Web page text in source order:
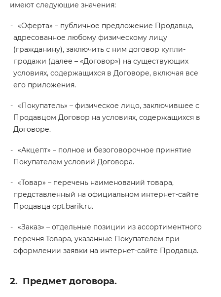
имеют следующие значения:
«Оферта» – публичное предложение Продавца,
адресованное любому физическому лицу
(гражданину), заключить с ним договор купли-
продажи (далее – «Договор») на существующих
условиях, содержащихся в Договоре, включая все
его приложения.
«Покупатель» – физическое лицо, заключившее с
Продавцом Договор на условиях, содержащихся в
Договоре.
«Акцепт» – полное и безоговорочное принятие
Покупателем условий Договора.
«Товар» – перечень наименований товара,
представленный на официальном интернет-сайте
Продавца opt.barik.ru.
«Заказ» – отдельные позиции из ассортиментного
перечня Товара, указанные Покупателем при
оформлении заявки на интернет-сайте Продавца.
2. Предмет договора.